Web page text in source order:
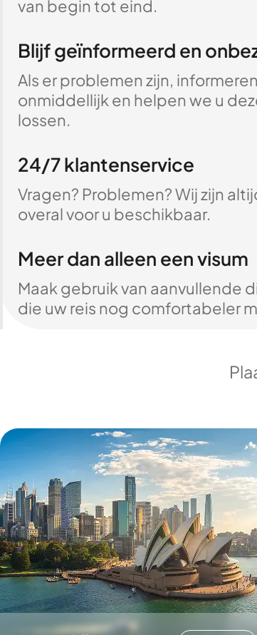
van begin tot eind.
Blijf geïnformeerd en
Als er problemen zijn,
onmiddellijk en helpen we u
lossen.
24/7 klantenservice
Vragen? Problemen? Wij zijn
overal voor u beschikbaar.
Meer dan alleen een visum
Maak gebruik van aanvullende
die uw reis nog comfortabeler